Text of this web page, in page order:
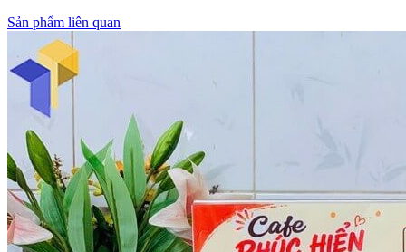
Sản phẩm liên quan